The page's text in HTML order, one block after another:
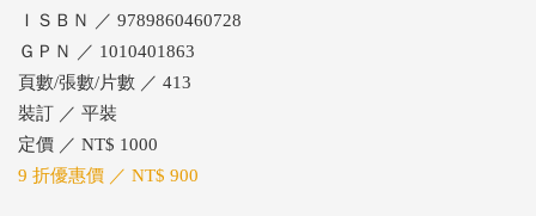
ＩＳＢＮ ／ 9789860460728
ＧＰＮ ／ 1010401863
頁數/張數/片數 ／ 413
裝訂 ／ 平裝
定價 ／ NT$ 1000
9 折優惠價 ／ NT$ 900